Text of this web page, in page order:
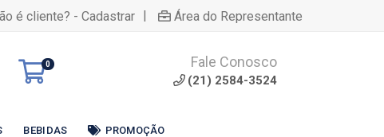
é cliente? - Cadastrar | Área do Representante
0 Fale Conosco
(21) 2584-3524
BEBIDAS PROMOÇÃO